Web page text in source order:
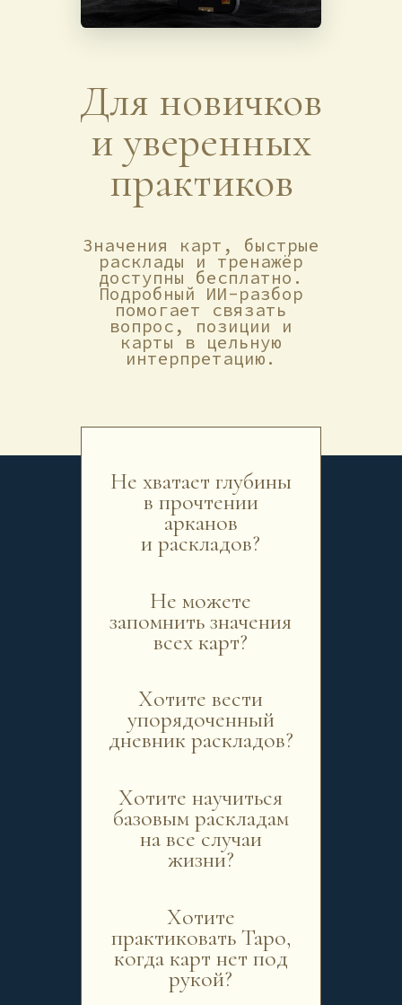
Для новичков
и уверенных
практиков
Значения карт, быстрые
расклады и тренажёр
доступны бесплатно.
Подробный ИИ-разбор
помогает связать
вопрос, позиции и
карты в цельную
интерпретацию.
Не хватает глубины
в прочтении
арканов
и раскладов?
Не можете
запомнить значения
всех карт?
Хотите вести
упорядоченный
дневник раскладов?
Хотите научиться
базовым раскладам
на все случаи
жизни?
Хотите
практиковать Таро,
когда карт нет под
рукой?